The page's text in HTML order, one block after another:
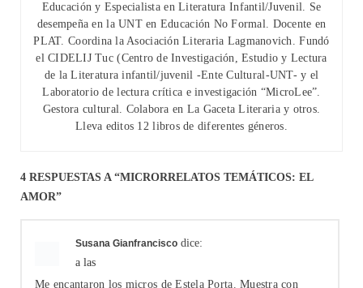
Educación y Especialista en Literatura Infantil/Juvenil. Se
desempeña en la UNT en Educación No Formal. Docente en
PLAT. Coordina la Asociación Literaria Lagmanovich. Fundó
el CIDELIJ Tuc (Centro de Investigación, Estudio y Lectura
de la Literatura infantil/juvenil -Ente Cultural-UNT- y el
Laboratorio de lectura crítica e investigación “MicroLee”.
Gestora cultural. Colabora en La Gaceta Literaria y otros.
Lleva editos 12 libros de diferentes géneros.
4 RESPUESTAS A “MICRORRELATOS TEMÁTICOS: EL
AMOR”
Susana Gianfrancisco dice:
a las
Me encantaron los micros de Estela Porta. Muestra con